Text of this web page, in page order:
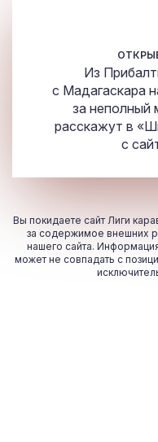
Из
с Мадагаскара
за неполный
расскажут в
с
Вы покидаете сайт Лиги
за содержимое внешних
нашего сайта.
может не совпадать с